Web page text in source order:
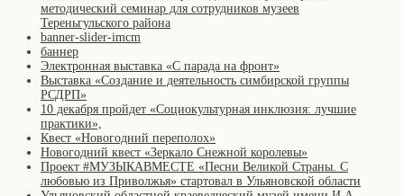
методический семинар для сотрудников музеев
Тереньгульского района
banner-slider-imcm
баннер
Электронная выставка «С парада на фронт»
Выставка «Создание и деятельность симбирской группы
РСДРП»
10 декабря пройдет «Социокультурная инклюзия: лучшие
практики»,
Квест «Новогодний переполох»
Новогодний квест «Зеркало Снежной королевы»
Проект #МУЗЫКАВМЕСТЕ «Песни Великой Страны. С
любовью из Приволжья» стартовал в Ульяновской области